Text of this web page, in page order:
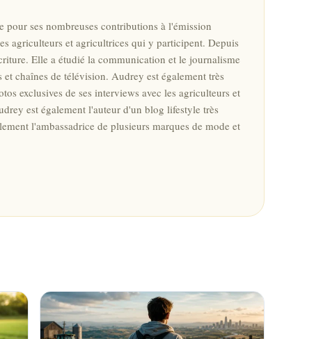
ses nombreuses contributions à l'émission
agriculteurs et agricultrices qui y participent. Depuis
Elle a étudié la communication et le journalisme
chaînes de télévision. Audrey est également très
exclusives de ses interviews avec les agriculteurs et
est également l'auteur d'un blog lifestyle très
l'ambassadrice de plusieurs marques de mode et